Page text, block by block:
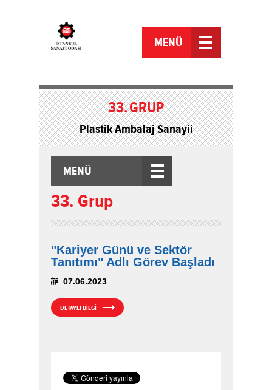
33.GRUP
Plastik Ambalaj Sanayii
MENÜ
MENÜ
33. Grup
"Kariyer Günü ve Sektör
Tanıtımı" Adlı Görev Başladı
07.06.2023
DETAYLI BİLGİ